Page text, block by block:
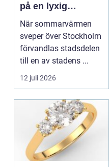
på en lyxig
uteservering på
Östermalm
När sommarvärmen
sveper över Stockholm
förvandlas stadsdelen
till en av stadens ...
12 juli 2026